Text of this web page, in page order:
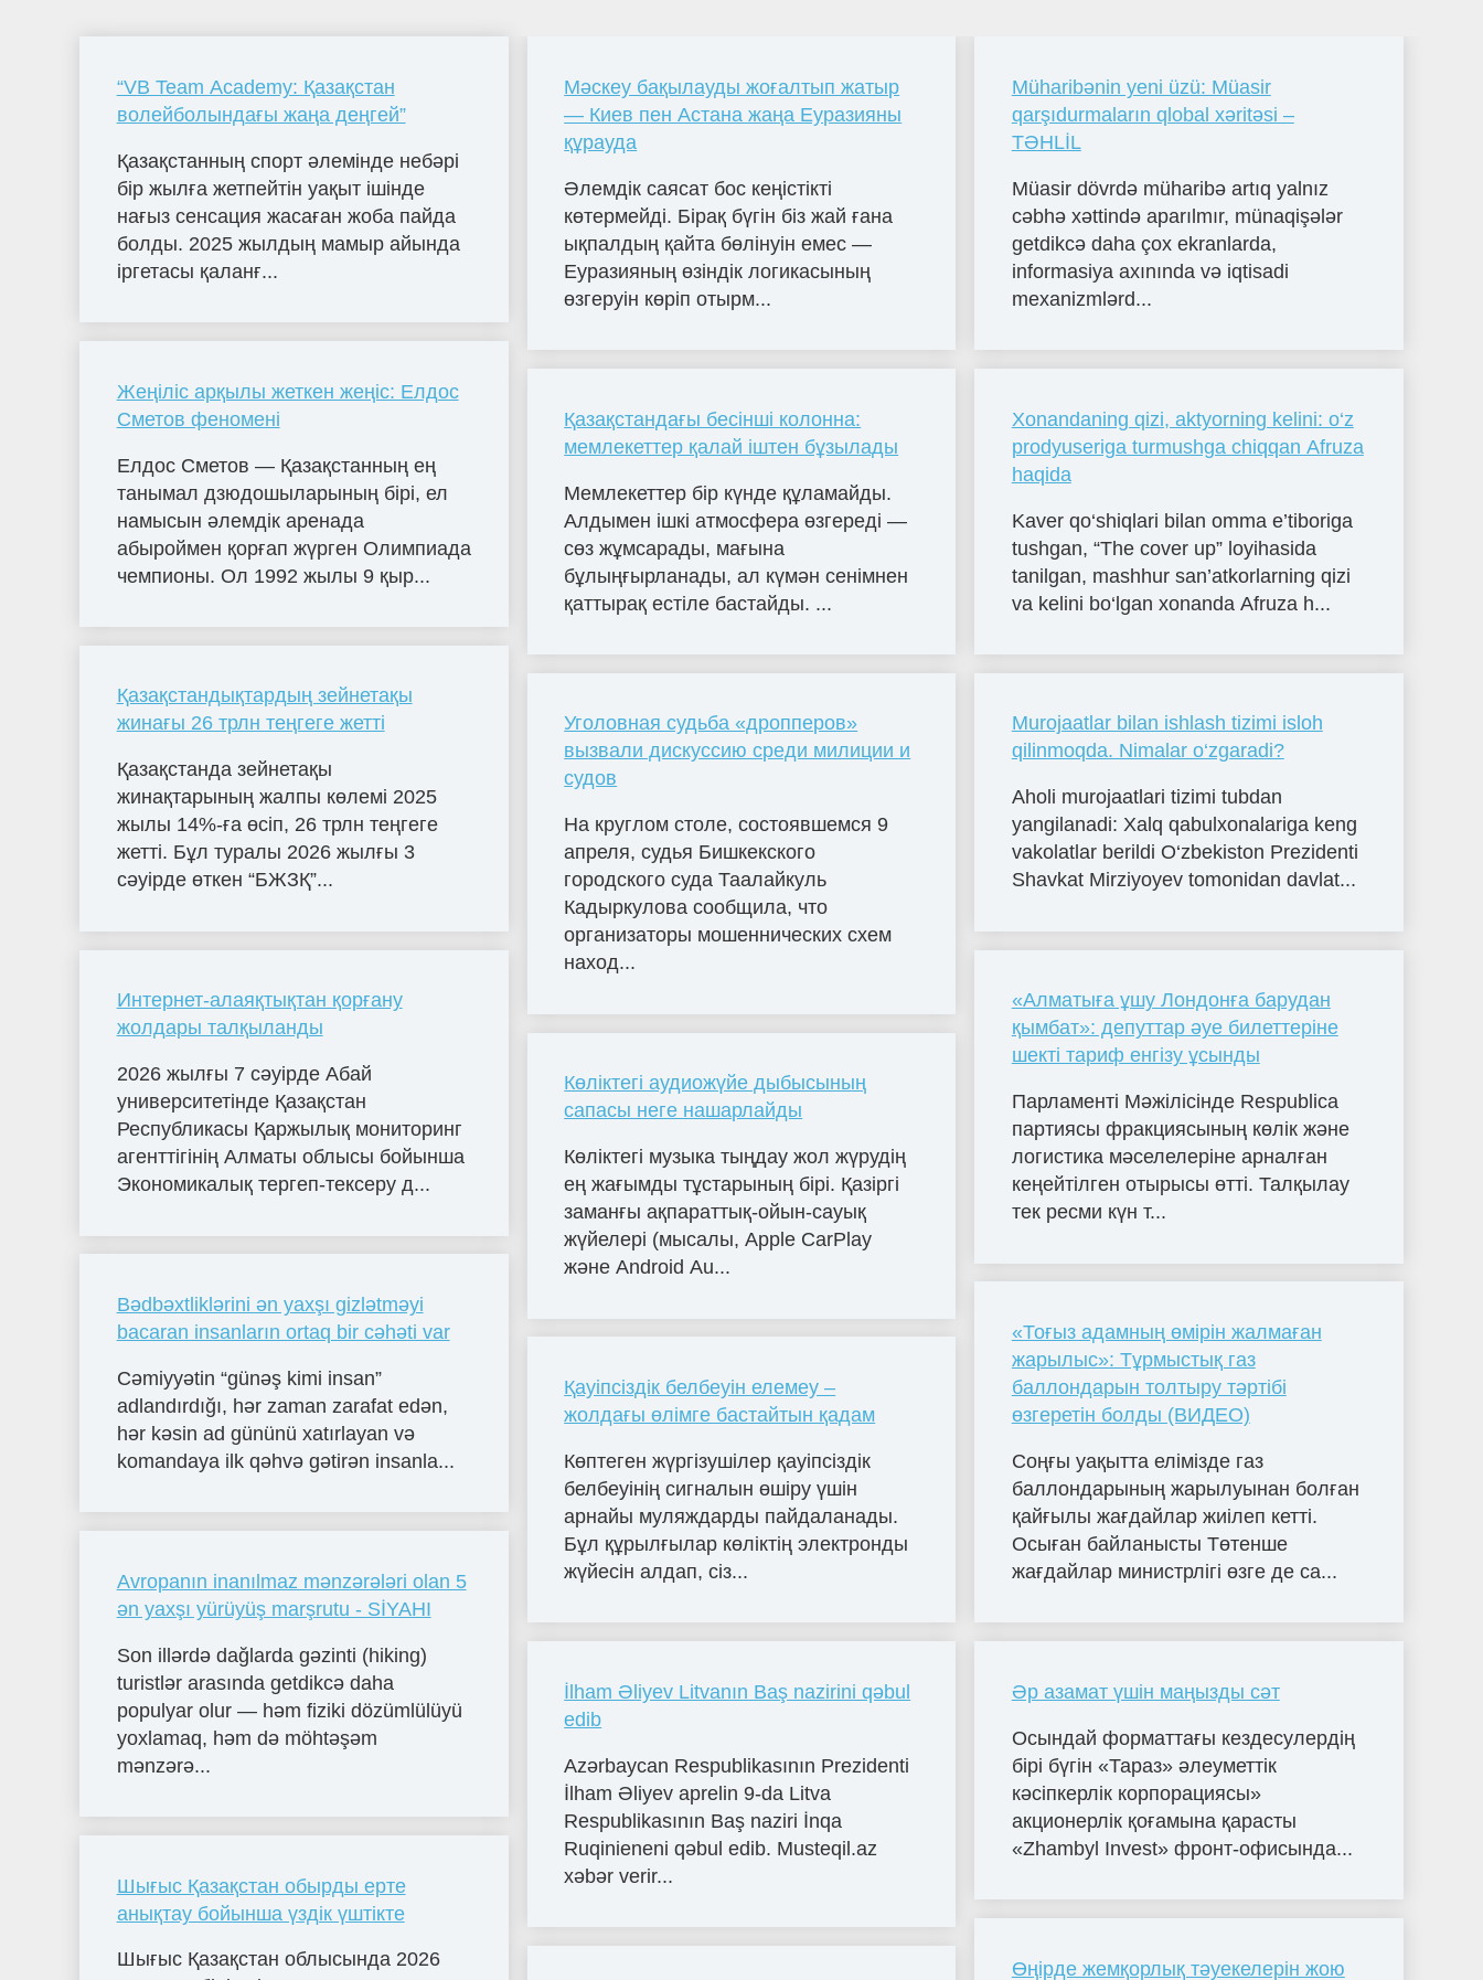
“VB Team Academy: Қазақстан
волейболындағы жаңа деңгей”
Қазақстанның спорт әлемінде небәрі
бір жылға жетпейтін уақыт ішінде
нағыз сенсация жасаған жоба пайда
болды. 2025 жылдың мамыр айында
іргетасы қаланғ...
Жеңіліс арқылы жеткен жеңіс: Елдос
Сметов феномені
Елдос Сметов — Қазақстанның ең
танымал дзюдошыларының бірі, ел
намысын әлемдік аренада
абыроймен қорғап жүрген Олимпиада
чемпионы. Ол 1992 жылы 9 қыр...
Қазақстандықтардың зейнетақы
жинағы 26 трлн теңгеге жетті
Қазақстанда зейнетақы
жинақтарының жалпы көлемі 2025
жылы 14%-ға өсіп, 26 трлн теңгеге
жетті. Бұл туралы 2026 жылғы 3
сәуірде өткен “БЖЗҚ”...
Интернет-алаяқтықтан қорғану
жолдары талқыланды
2026 жылғы 7 сәуірде Абай
университетінде Қазақстан
Республикасы Қаржылық мониторинг
агенттігінің Алматы облысы бойынша
Экономикалық тергеп-тексеру д...
Bədbəxtliklərini ən yaxşı gizlətməyi
bacaran insanların ortaq bir cəhəti var
Cəmiyyətin “günəş kimi insan”
adlandırdığı, hər zaman zarafat edən,
hər kəsin ad gününü xatırlayan və
komandaya ilk qəhvə gətirən insanla...
Avropanın inanılmaz mənzərələri olan 5
ən yaxşı yürüyüş marşrutu - SİYAHI
Son illərdə dağlarda gəzinti (hiking)
turistlər arasında getdikcə daha
populyar olur — həm fiziki dözümlülüyü
yoxlamaq, həm də möhtəşəm
mənzərə...
Шығыс Қазақстан обырды ерте
анықтау бойынша үздік үштікте
Шығыс Қазақстан облысында 2026
Мәскеу бақылауды жоғалтып жатыр
— Киев пен Астана жаңа Еуразияны
құрауда
Әлемдік саясат бос кеңістікті
көтермейді. Бірақ бүгін біз жай ғана
ықпалдың қайта бөлінуін емес —
Еуразияның өзіндік логикасының
өзгеруін көріп отырм...
Қазақстандағы бесінші колонна:
мемлекеттер қалай іштен бұзылады
Мемлекеттер бір күнде құламайды.
Алдымен ішкі атмосфера өзгереді —
сөз жұмсарады, мағына
бұлыңғырланады, ал күмән сенімнен
қаттырақ естіле бастайды. ...
Уголовная судьба «дропперов»
вызвали дискуссию среди милиции и
судов
На круглом столе, состоявшемся 9
апреля, судья Бишкекского
городского суда Таалайкуль
Кадыркулова сообщила, что
организаторы мошеннических схем
наход...
Көліктегі аудиожүйе дыбысының
сапасы неге нашарлайды
Көліктегі музыка тыңдау жол жүрудің
ең жағымды тұстарының бірі. Қазіргі
заманғы ақпараттық-ойын-сауық
жүйелері (мысалы, Apple CarPlay
және Android Au...
Қауіпсіздік белбеуін елемеу –
жолдағы өлімге бастайтын қадам
Көптеген жүргізушілер қауіпсіздік
белбеуінің сигналын өшіру үшін
арнайы муляждарды пайдаланады.
Бұл құрылғылар көліктің электронды
жүйесін алдап, сіз...
İlham Əliyev Litvanın Baş nazirini qəbul
edib
Azərbaycan Respublikasının Prezidenti
İlham Əliyev aprelin 9-da Litva
Respublikasının Baş naziri İnqa
Ruqinieneni qəbul edib. Musteqil.az
xəbər verir...
Müharibənin yeni üzü: Müasir
qarşıdurmaların qlobal xəritəsi –
TƏHLİL
Müasir dövrdə müharibə artıq yalnız
cəbhə xəttində aparılmır, münaqişələr
getdikcə daha çox ekranlarda,
informasiya axınında və iqtisadi
mexanizmlərd...
Xonandaning qizi, aktyorning kelini: o‘z
prodyuseriga turmushga chiqqan Afruza
haqida
Kaver qo‘shiqlari bilan omma e’tiboriga
tushgan, “The cover up” loyihasida
tanilgan, mashhur san’atkorlarning qizi
va kelini bo‘lgan xonanda Afruza h...
Murojaatlar bilan ishlash tizimi isloh
qilinmoqda. Nimalar o‘zgaradi?
Aholi murojaatlari tizimi tubdan
yangilanadi: Xalq qabulxonalariga keng
vakolatlar berildi O‘zbekiston Prezidenti
Shavkat Mirziyoyev tomonidan davlat...
«Алматыға ұшу Лондонға барудан
қымбат»: депуттар әуе билеттеріне
шекті тариф енгізу ұсынды
Парламенті Мәжілісінде Respublica
партиясы фракциясының көлік және
логистика мәселелеріне арналған
кеңейтілген отырысы өтті. Талқылау
тек ресми күн т...
«Тоғыз адамның өмірін жалмаған
жарылыс»: Тұрмыстық газ
баллондарын толтыру тәртібі
өзгеретін болды (ВИДЕО)
Соңғы уақытта елімізде газ
баллондарының жарылуынан болған
қайғылы жағдайлар жиілеп кетті.
Осыған байланысты Төтенше
жағдайлар министрлігі өзге де са...
Әр азамат үшін маңызды сәт
Осындай форматтағы кездесулердің
бірі бүгін «Тараз» әлеуметтік
кәсіпкерлік корпорациясы»
акционерлік қоғамына қарасты
«Zhambyl Invest» фронт-офисында...
Өңірде жемқорлық тәуекелерін жою